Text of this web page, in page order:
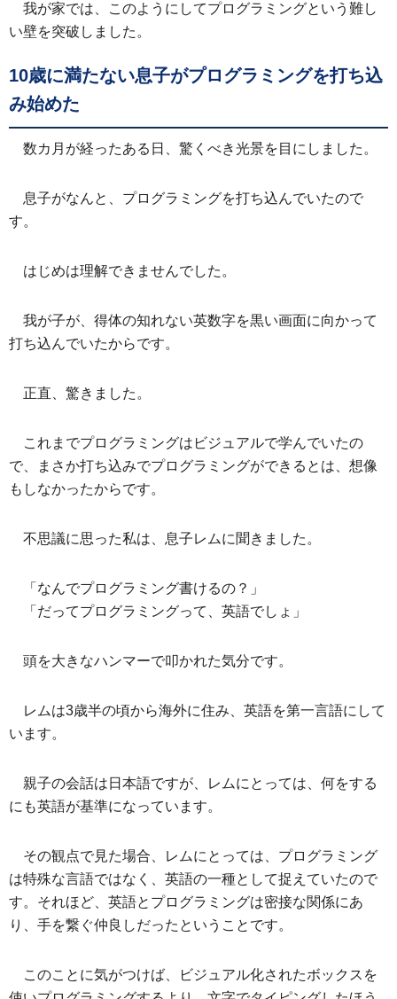
我が家では、このようにしてプログラミングという難し
い壁を突破しました。
10歳に満たない息子がプログラミングを打ち込
み始めた
数カ月が経ったある日、驚くべき光景を目にしました。
息子がなんと、プログラミングを打ち込んでいたので
す。
はじめは理解できませんでした。
我が子が、得体の知れない英数字を黒い画面に向かって
打ち込んでいたからです。
正直、驚きました。
これまでプログラミングはビジュアルで学んでいたの
で、まさか打ち込みでプログラミングができるとは、想像
もしなかったからです。
不思議に思った私は、息子レムに聞きました。
「なんでプログラミング書けるの？」
「だってプログラミングって、英語でしょ」
頭を大きなハンマーで叩かれた気分です。
レムは3歳半の頃から海外に住み、英語を第一言語にして
います。
親子の会話は日本語ですが、レムにとっては、何をする
にも英語が基準になっています。
その観点で見た場合、レムにとっては、プログラミング
は特殊な言語ではなく、英語の一種として捉えていたので
す。それほど、英語とプログラミングは密接な関係にあ
り、手を繋ぐ仲良しだったということです。
このことに気がつけば、ビジュアル化されたボックスを